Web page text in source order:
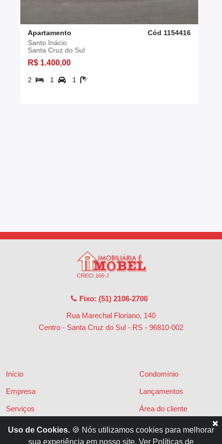
Apartamento
Cód 1154416
Santo Inácio
Santa Cruz do Sul
R$ 1.400,00
2 1 1
CRECI 166-J
Fixo: (51) 2106-2700
Rua Marechal Floriano, 140
Centro - Santa Cruz do Sul - RS - 96810-002
Início
Empresa
Serviços
Financiamentos
Condomínio
Lançamentos
Área do cliente
Políticas de privacidade
Uso de Cookies. 🍪 Nós utilizamos cookies para melhorar
sua experiência em nosso site. Ver Políticas de